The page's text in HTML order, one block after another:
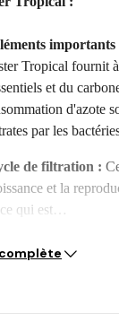
importants
Tropical fournit
et du
d'azote
par les
de filtration :
et la
qui est…